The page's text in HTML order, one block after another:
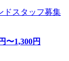
スタッフ募集
円〜1,300円